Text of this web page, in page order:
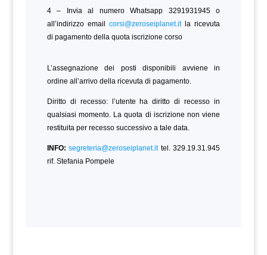
4 – Invia al numero Whatsapp 3291931945 o
all’indirizzo email corsi@zeroseiplanet.itla ricevuta
di pagamento della quota iscrizione corso
L’assegnazione dei posti disponibili avviene in
ordine all’arrivo della ricevuta di pagamento.
Diritto di recesso: l’utente ha diritto di recesso in
qualsiasi momento. La quota di iscrizione non viene
restituita per recesso successivo a tale data.
INFO: segreteria@zeroseiplanet.ittel. 329.19.31.945
rif. Stefania Pompele